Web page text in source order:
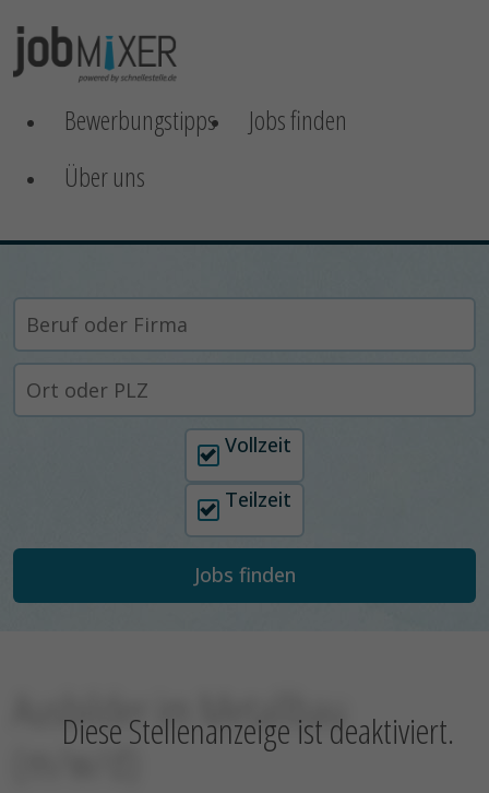
Bewerbungstipps
Jobs finden
Über uns
Arbeitszeit auswählen
Vollzeit
Teilzeit
Diese Stellenanzeige ist deaktiviert.
Ausbilder im Metallbau
(m/w/d)